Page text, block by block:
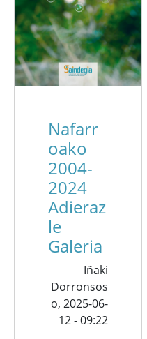
Nafarr
oako
2004-
2024
Adieraz
le
Galeria
Iñaki
Dorronsos
o, 2025-06-
12 - 09:22